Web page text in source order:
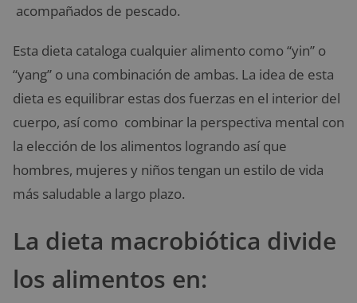
acompañados de pescado.
Esta dieta cataloga cualquier alimento como “yin” o
“yang” o una combinación de ambas. La idea de esta
dieta es equilibrar estas dos fuerzas en el interior del
cuerpo, así como combinar la perspectiva mental con
la elección de los alimentos logrando así que
hombres, mujeres y niños tengan un estilo de vida
más saludable a largo plazo.
La dieta macrobiótica divide
los alimentos en: